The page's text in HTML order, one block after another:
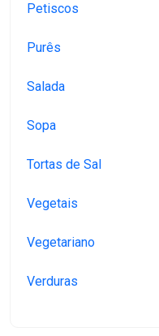
Petiscos
Purês
Salada
Sopa
Tortas de Sal
Vegetais
Vegetariano
Verduras